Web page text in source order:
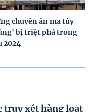
chuyên án ma túy
bị triệt phá trong
2024
truy xét hàng loạt